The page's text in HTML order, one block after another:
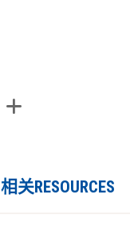
相关RESOURCES